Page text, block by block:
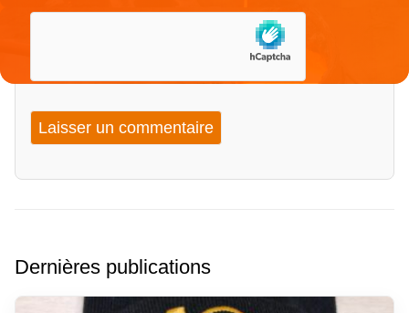
Dernières publications